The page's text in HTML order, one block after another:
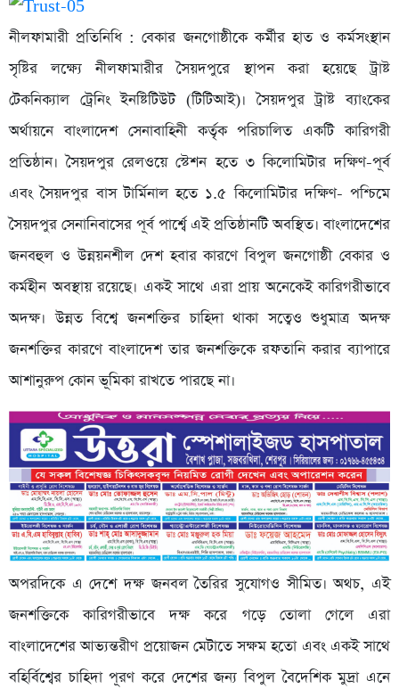
নীলফামারী প্রতিনিধি : বেকার জনগোষ্ঠীকে কর্মীর হাত ও কর্মসংস্থান
সৃষ্টির লক্ষ্যে নীলফামারীর সৈয়দপুরে স্থাপন করা হয়েছে ট্রাষ্ট
টেকনিক্যাল ট্রেনিং ইনষ্টিটিউট (টিটিআই)। সৈয়দপুর ট্রাষ্ট ব্যাংকের
অর্থায়নে বাংলাদেশ সেনাবাহিনী কর্তৃক পরিচালিত একটি কারিগরী
প্রতিষ্ঠান। সৈয়দপুর রেলওয়ে স্টেশন হতে ৩ কিলোমিটার দক্ষিণ-পূর্ব
এবং সৈয়দপুর বাস টার্মিনাল হতে ১.৫ কিলোমিটার দক্ষিণ- পশ্চিমে
সৈয়দপুর সেনানিবাসের পূর্ব পার্শ্বে এই প্রতিষ্ঠানটি অবস্থিত। বাংলাদেশের
জনবহুল ও উন্নয়নশীল দেশ হবার কারণে বিপুল জনগোষ্ঠী বেকার ও
কর্মহীন অবস্থায় রয়েছে। একই সাথে এরা প্রায় অনেকেই কারিগরীভাবে
অদক্ষ। উন্নত বিশ্বে জনশক্তির চাহিদা থাকা সত্বেও শুধুমাত্র অদক্ষ
জনশক্তির কারণে বাংলাদেশ তার জনশক্তিকে রফতানি করার ব্যাপারে
আশানুরুপ কোন ভূমিকা রাখতে পারছে না।
অপরদিকে এ দেশে দক্ষ জনবল তৈরির সুযোগও সীমিত। অথচ, এই
জনশক্তিকে কারিগরীভাবে দক্ষ করে গড়ে তোলা গেলে এরা
বাংলাদেশের আভ্যন্তরীণ প্রয়োজন মেটাতে সক্ষম হতো এবং একই সাথে
বহির্বিশ্বের চাহিদা পূরণ করে দেশের জন্য বিপুল বৈদেশিক মুদ্রা এনে